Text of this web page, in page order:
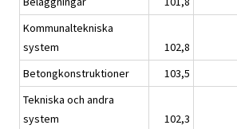
Kommunaltekniska
system
102,8
Betongkonstruktioner
103,5
Tekniska och andra
system
102,3